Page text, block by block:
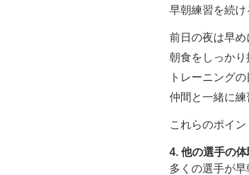
早朝練習を続け
前日の夜は早め
朝食をしっかり
トレーニング
仲間と一緒に
これらのポイ
4. 他の選手の体
多くの選手が